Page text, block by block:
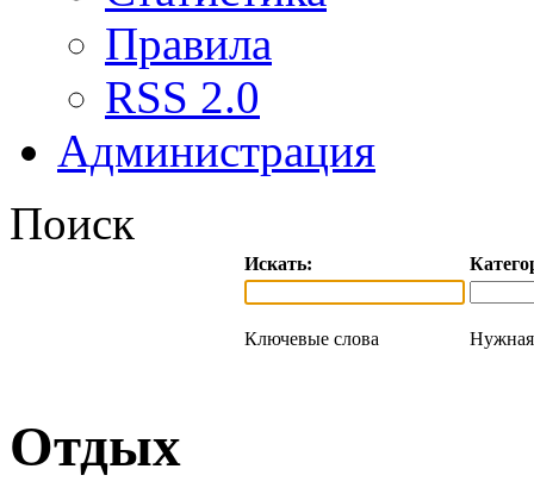
Правила
RSS 2.0
Администрация
Поиск
Искать:
Ключевые слова Нужная
Отдых